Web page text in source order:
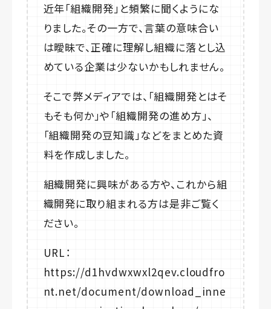
近年「組織開発」と頻繁に聞くようにな
りました。その一方で、言葉の意味合い
は曖昧で、正確に理解し組織に落とし込
めている企業は少ないかもしれません。
そこで弊メディアでは、「組織開発とはそ
もそも何か」や「組織開発の進め方」、
「組織開発の豆知識」などをまとめた資
料を作成しました。
組織開発に興味がある方や、これから組
織開発に取り組まれる方は是非ご覧く
ださい。
URL：
https://d1hvdwxwxl2qev.cloudfro
nt.net/document/download_inne